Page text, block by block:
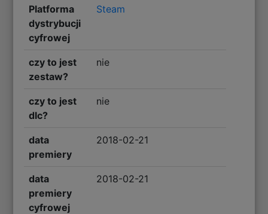
Platforma
dystrybucji
cyfrowej
Steam
czy to jest
zestaw?
nie
czy to jest
dlc?
nie
data
premiery
2018-02-21
data
premiery
cyfrowej
2018-02-21